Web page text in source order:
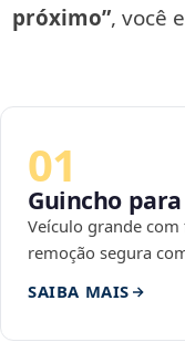
próximo”, você
01
Guincho
Veículo grande com
remoção segura
SAIBA MAIS